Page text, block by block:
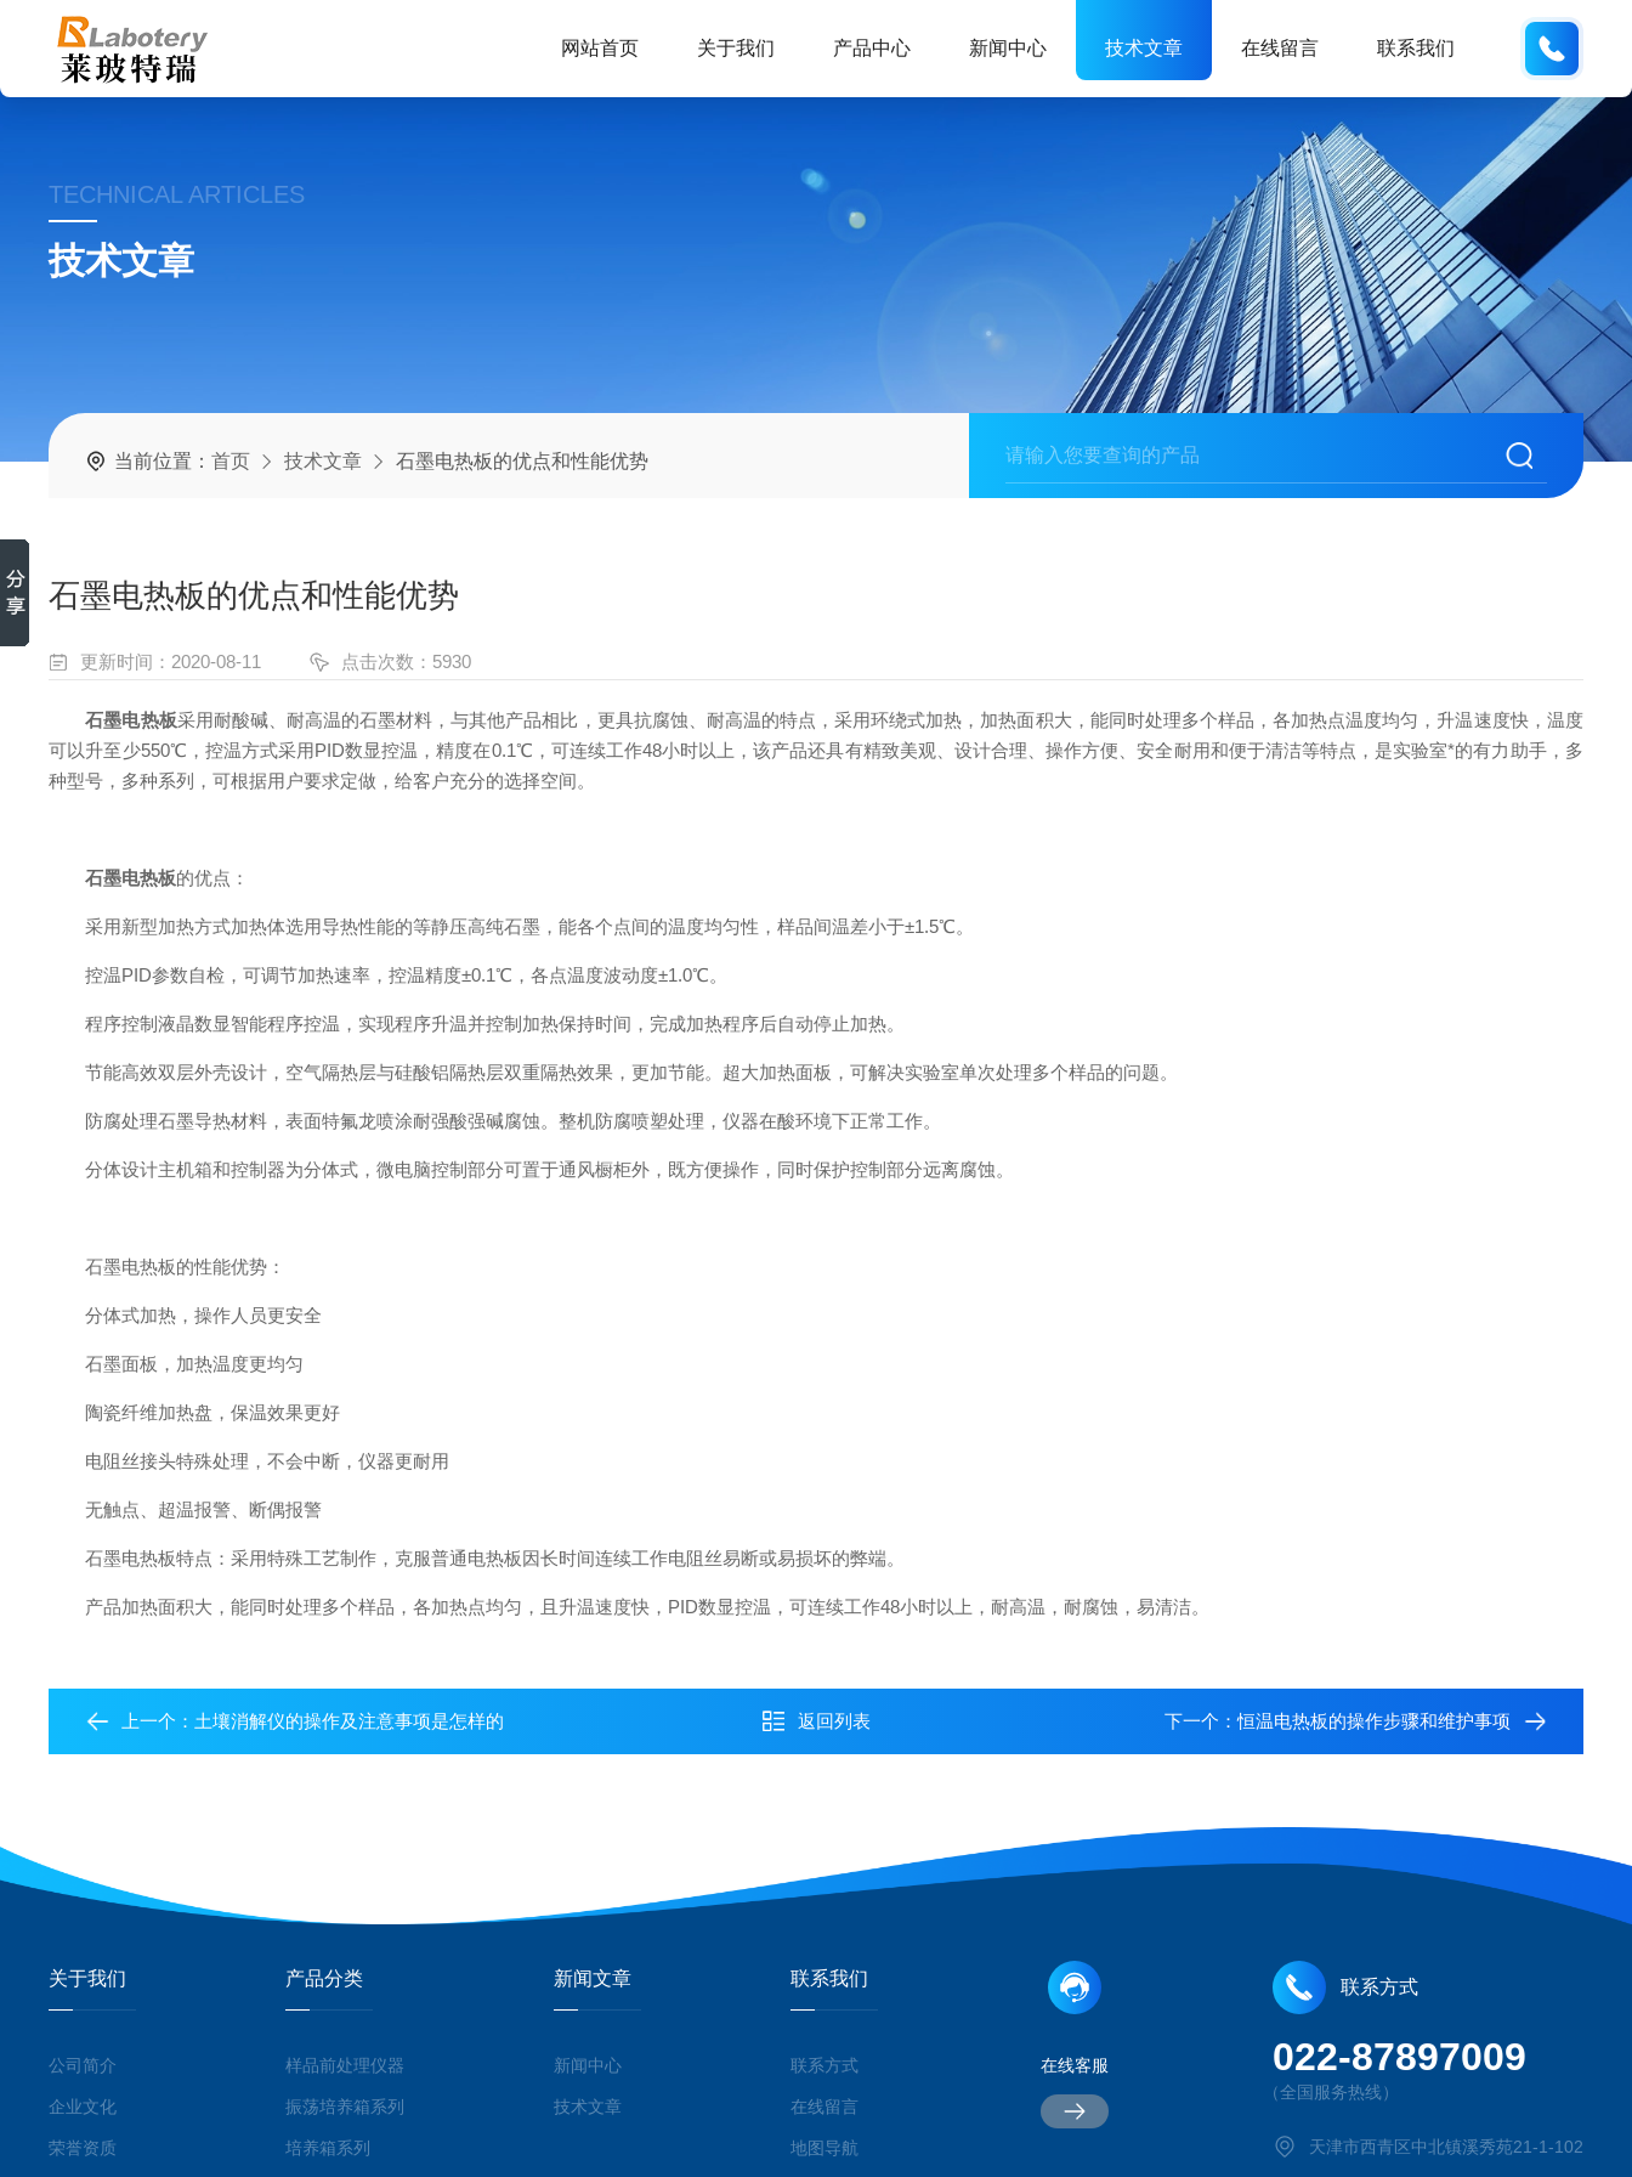
网站首页 关于我们 产品中心 新闻中心 技术文章 在线留言 联系我们
TECHNICAL ARTICLES
技术文章
当前位置：首页 技术文章 石墨电热板的优点和性能优势
石墨电热板的优点和性能优势
更新时间：2020-08-11 点击次数：5930
石墨电热板采用耐酸碱、耐高温的石墨材料，与其他产品相比，更具抗腐蚀、耐高温的特点，采用环绕式加热，加热面积大，能同时处理多个样品，各加热点温度均匀，升温速度快，温度
可以升至少550℃，控温方式采用PID数显控温，精度在0.1℃，可连续工作48小时以上，该产品还具有精致美观、设计合理、操作方便、安全耐用和便于清洁等特点，是实验室*的有力助手，多
种型号，多种系列，可根据用户要求定做，给客户充分的选择空间。
石墨电热板的优点：
采用新型加热方式加热体选用导热性能的等静压高纯石墨，能各个点间的温度均匀性，样品间温差小于±1.5℃。
控温PID参数自检，可调节加热速率，控温精度±0.1℃，各点温度波动度±1.0℃。
程序控制液晶数显智能程序控温，实现程序升温并控制加热保持时间，完成加热程序后自动停止加热。
节能高效双层外壳设计，空气隔热层与硅酸铝隔热层双重隔热效果，更加节能。超大加热面板，可解决实验室单次处理多个样品的问题。
防腐处理石墨导热材料，表面特氟龙喷涂耐强酸强碱腐蚀。整机防腐喷塑处理，仪器在酸环境下正常工作。
分体设计主机箱和控制器为分体式，微电脑控制部分可置于通风橱柜外，既方便操作，同时保护控制部分远离腐蚀。
石墨电热板的性能优势：
分体式加热，操作人员更安全
石墨面板，加热温度更均匀
陶瓷纤维加热盘，保温效果更好
电阻丝接头特殊处理，不会中断，仪器更耐用
无触点、超温报警、断偶报警
石墨电热板特点：采用特殊工艺制作，克服普通电热板因长时间连续工作电阻丝易断或易损坏的弊端。
产品加热面积大，能同时处理多个样品，各加热点均匀，且升温速度快，PID数显控温，可连续工作48小时以上，耐高温，耐腐蚀，易清洁。
上一个： 土壤消解仪的操作及注意事项是怎样的 返回列表 下一个：恒温电热板的操作步骤和维护事项
关于我们
公司简介
企业文化
荣誉资质
产品分类
样品前处理仪器
振荡培养箱系列
培养箱系列
新闻文章
新闻中心
技术文章
联系我们
联系方式
在线留言
地图导航
在线客服
联系方式
022-87897009
（全国服务热线）
天津市西青区中北镇溪秀苑21-1-102